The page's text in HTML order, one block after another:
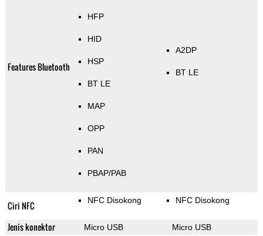
Features Bluetooth
HFP
HID
HSP
BT LE
MAP
OPP
PAN
PBAP/PAB
A2DP
BT LE
Ciri NFC NFC Disokong NFC Disokong
Jenis konektor Micro USB Micro USB